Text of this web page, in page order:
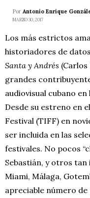
Por Antonio Enrique
MARZO 30, 2017
Los más estrictos
historiadores de
Santa y Andrés (Carlos
grandes
audiovisual cubano
Desde su estreno en
Festival (TIFF) en
ser incluida en las
festivales. No pocos
Sebastián, y otros
Miami, Málaga,
apreciable número